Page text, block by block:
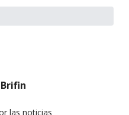
Brifin
las noticias